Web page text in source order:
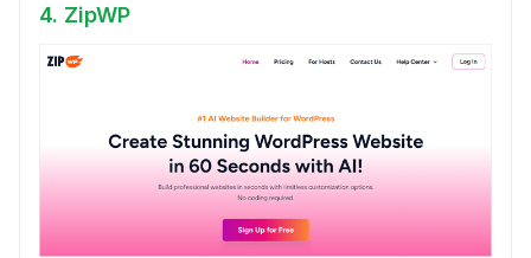
4. ZipWP